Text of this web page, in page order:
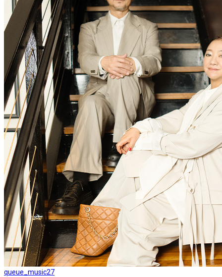
queue_music27